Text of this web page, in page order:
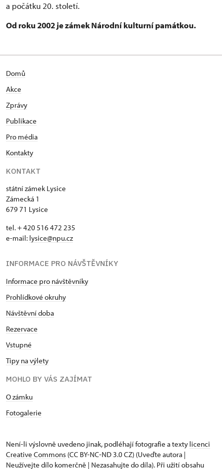
a počátku 20. století.
Od roku 2002 je zámek Národní kulturní památkou.
Domů
Akce
Zprávy
Publikace
Pro média
Kontakty
KONTAKT
státní zámek Lysice
Zámecká 1
679 71 Lysice
tel. + 420 516 472 235
e-mail: ​lysice@npu.cz
INFORMACE PRO NÁVŠTĚVNÍKY
Informace pro návštěvníky
Prohlídkové okruhy
Návštěvní doba
Rezervace
Vstupné
Tipy na výlety
MOHLO BY VÁS ZAJÍMAT
O zámku
Fotogalerie
Není-li výslovně uvedeno jinak, podléhají fotografie a texty licenci
Creative Commons (CC BY-NC-ND 3.0 CZ) (Uveďte autora |
Neužívejte dílo komerčně | Nezasahujte do díla). Při užití obsahu